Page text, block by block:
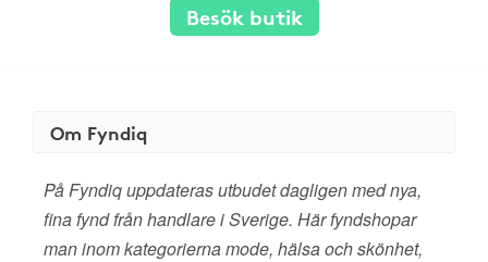
Besök butik
Om Fyndiq
På Fyndiq uppdateras utbudet dagligen med nya,
fina fynd från handlare i Sverige. Här fyndshopar
man inom kategorierna mode, hälsa och skönhet,